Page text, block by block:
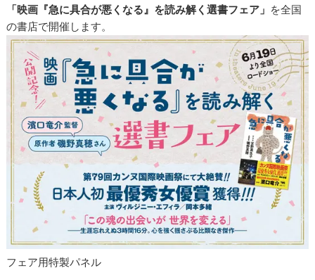
「映画『急に具合が悪くなる』を読み解く選書フェア」 を全国
の書店で開催します。
フェア用特製パネル